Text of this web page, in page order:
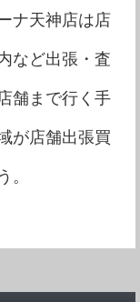
ナ天神店は店
など出張・査
舗まで行く手
が店舗出張買
。